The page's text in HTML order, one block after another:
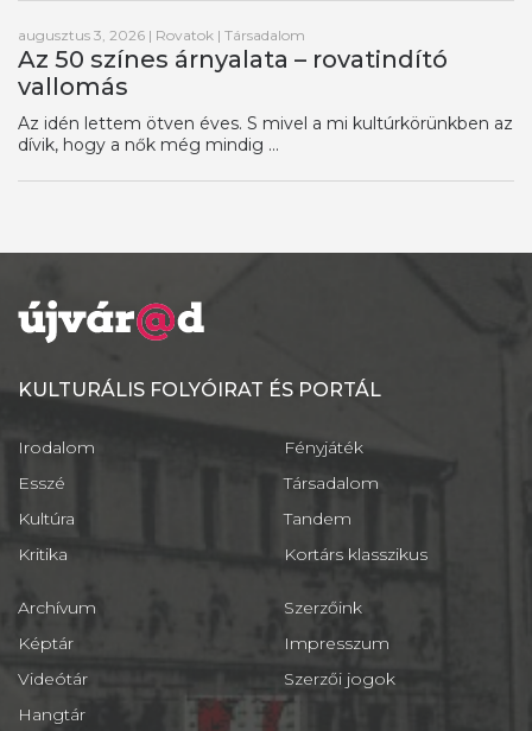
augusztus 3, 2026 | Rovatok | Társadalom
Az 50 színes árnyalata – rovatindító
vallomás
Az idén lettem ötven éves. S mivel a mi kultúrkörünkben az
dívik, hogy a nők még mindig ...
KULTURÁLIS FOLYÓIRAT ÉS PORTÁL
Irodalom
Esszé
Kultúra
Kritika
Fényjáték
Társadalom
Tandem
Kortárs klasszikus
Archívum
Képtár
Videótár
Hangtár
Szerzőink
Impresszum
Szerzői jogok